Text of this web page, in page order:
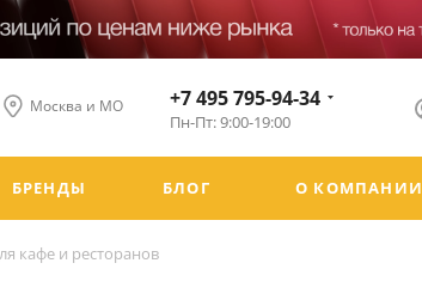
Москва и МО +7 495 795-94-34
Пн-Пт: 9:00-19:00
БРЕНДЫ БЛОГ О КОМПАНИИ
кафе и ресторанов